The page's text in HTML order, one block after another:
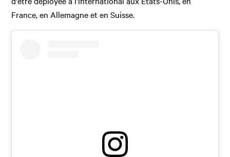
France, en Allemagne et en Suisse.